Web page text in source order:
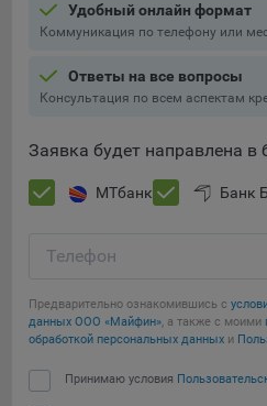
конфиденциальности Google.
следит за доступностью
myfin.by.
Дзержинского, д.3Б, пом.44.
Пиксель VK Рекламы - сервис
рекламу на площадке VK
Адрес: ООО «ВК», РФ, 125167,
проспект, д. 39, стр. 79, БЦ
Технические настройки
Технические настройки хранят
выбора (например, языкового).
используется для обеспечения
Удобный онлайн формат
Коммуникация по телефону или
Ответы на все вопросы
Консультация по всем аспектам
Заявка будет направлена в
МТбанк Банк
Телефон
Предварительно ознакомившись с
данных ООО «Майфин», а также с моими
обработкой персональных данных и
Принимаю условия